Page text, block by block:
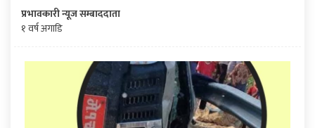
प्रभावकारी न्यूज सम्बाददाता
१ वर्ष अगाडि